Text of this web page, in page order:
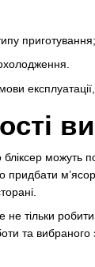
приготування;
можуть
придбати
тільки
та